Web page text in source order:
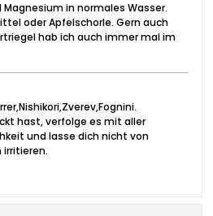
in normales Wasser.
oder Apfelschorle. Gern auch
hab ich auch immer mal im
hast, verfolge es mit aller
und lasse dich nicht von